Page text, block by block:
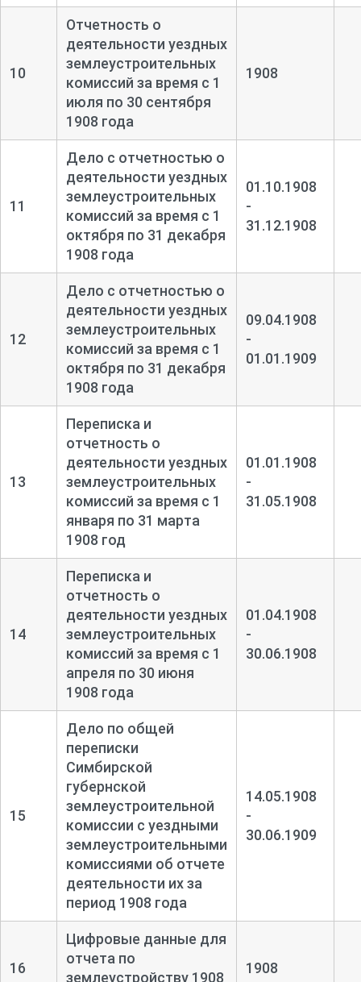
10
Отчетность о
деятельности уездных
землеустроительных
комиссий за время с 1
июля по 30 сентября
1908 года
1908
11
Дело с отчетностью о
деятельности уездных
землеустроительных
комиссий за время с 1
октября по 31 декабря
1908 года
01.10.1908
-
31.12.1908
12
Дело с отчетностью о
деятельности уездных
землеустроительных
комиссий за время с 1
октября по 31 декабря
1908 года
09.04.1908
-
01.01.1909
13
Переписка и
отчетность о
деятельности уездных
землеустроительных
комиссий за время с 1
января по 31 марта
1908 год
01.01.1908
-
31.05.1908
14
Переписка и
отчетность о
деятельности уездных
землеустроительных
комиссий за время с 1
апреля по 30 июня
1908 года
01.04.1908
-
30.06.1908
15
Дело по общей
переписки
Симбирской
губернской
землеустроительной
комиссии с уездными
землеустроительными
комиссиями об отчете
деятельности их за
период 1908 года
14.05.1908
-
30.06.1909
16
Цифровые данные для
отчета по
землеустройству 1908
1908